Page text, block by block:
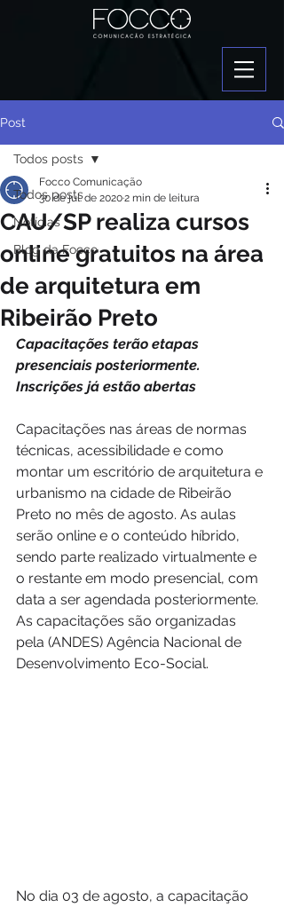
Post
Todos posts
Notícias
Blog da Focco
Todos posts
CAU/SP realiza cursos
online gratuitos na área
de arquitetura em
Ribeirão Preto
Focco Comunicação
30 de jul. de 20202 min de leitura
Capacitações terão etapas
presenciais posteriormente.
Inscrições já estão abertas
Capacitações nas áreas de normas
técnicas, acessibilidade e como
montar um escritório de arquitetura e
urbanismo na cidade de Ribeirão
Preto no mês de agosto. As aulas
serão online e o conteúdo híbrido,
sendo parte realizado virtualmente e
o restante em modo presencial, com
data a ser agendada posteriormente.
As capacitações são organizadas
pela (ANDES) Agência Nacional de
Desenvolvimento Eco-Social.
No dia 03 de agosto, a capacitação